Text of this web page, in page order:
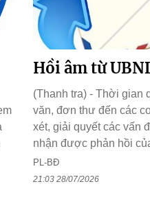
Hồi âm từ
(Thanh tra) - Thời gian
văn, đơn thư đến các
xét, giải quyết các vấn
nhận được phản hồi
PL-BĐ
21:03 28/07/2026